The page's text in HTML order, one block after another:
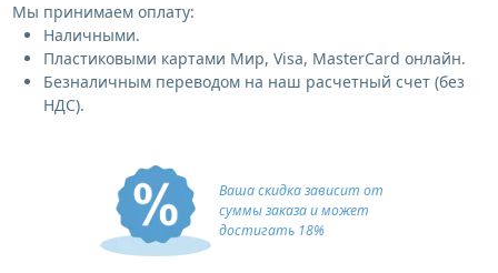
Мы принимаем оплату:
Наличными.
Пластиковыми картами Мир, Visa, MasterCard онлайн.
Безналичным переводом на наш расчетный счет (без
НДС).
Ваша скидка зависит от
суммы заказа и может
достигать 18%